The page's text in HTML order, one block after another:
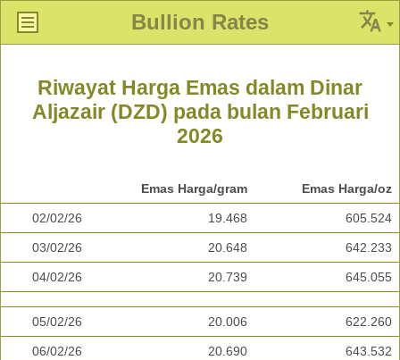
Bullion Rates
Riwayat Harga Emas dalam Dinar
Aljazair (DZD) pada bulan Februari
2026
Emas Harga/gram Emas Harga/oz
02/02/26 19.468 605.524
03/02/26 20.648 642.233
04/02/26 20.739 645.055
05/02/26 20.006 622.260
06/02/26 20.690 643.532